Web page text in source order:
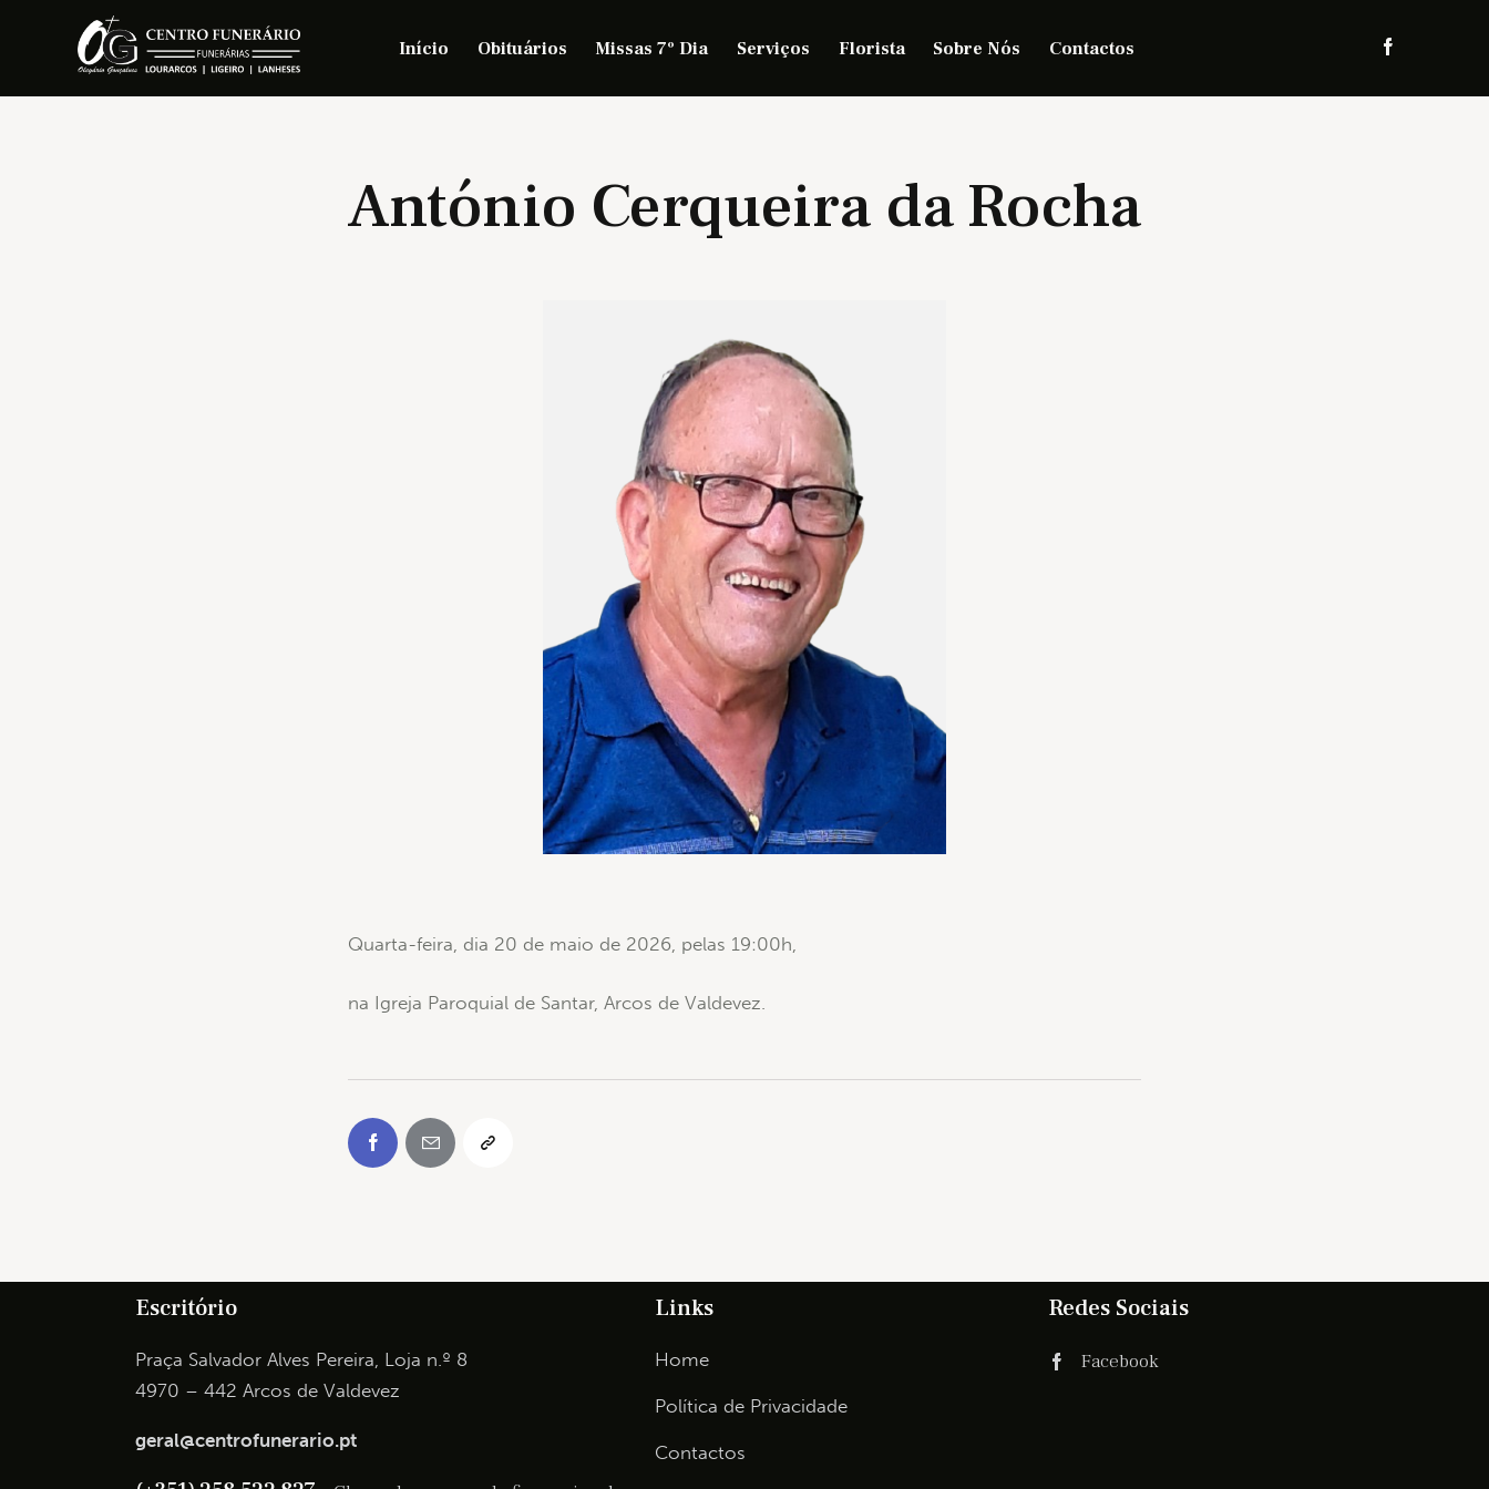
Início Obituários Missas 7º Dia Serviços Florista Sobre Nós Contactos
António Cerqueira da Rocha
Quarta-feira, dia 20 de maio de 2026, pelas 19:00h,
na Igreja Paroquial de Santar, Arcos de Valdevez.
Escritório
Praça Salvador Alves Pereira, Loja n.º 8
4970 – 442 Arcos de Valdevez
geral@centrofunerario.pt
Links
Home
Política de Privacidade
Contactos
Redes Sociais
Facebook